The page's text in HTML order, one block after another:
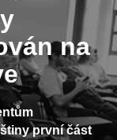
na
první část